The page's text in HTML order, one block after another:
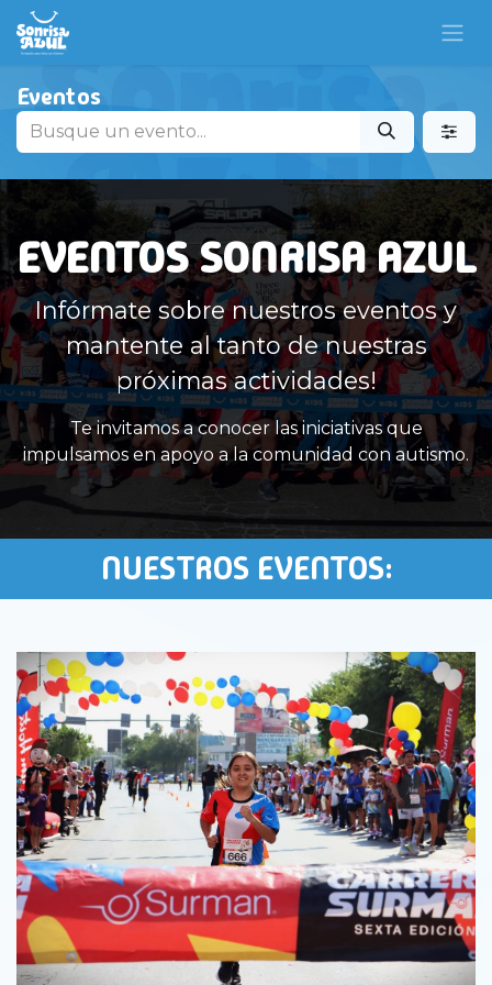
Eve​ntos
EVENTOS SONRISA AZUL
Infórmate sobre nuestros eventos y
mantente al tanto de nuestras
próximas actividades!
Te invitamos a conocer las iniciativas que
impulsamos en apoyo a la comunidad con autismo.
NUESTROS EVENTOS: